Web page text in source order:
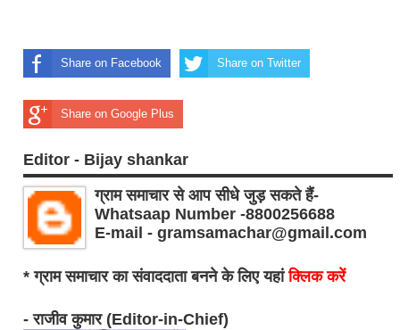
Share on Facebook Share on Twitter
Share on Google Plus
Editor - Bijay shankar
ग्राम समाचार से आप सीधे जुड़ सकते हैं-
Whatsaap Number -8800256688
E-mail - gramsamachar@gmail.com
* ग्राम समाचार का संवाददाता बनने के लिए यहांक्लिक करें
- राजीव कुमार (Editor-in-Chief)